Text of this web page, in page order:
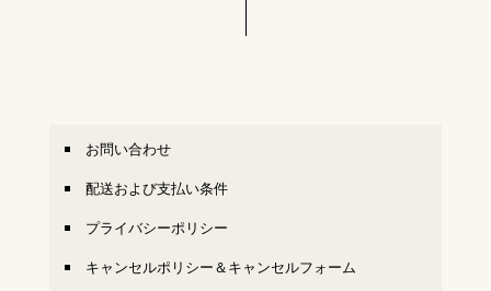
お問い合わせ
配送および支払い条件
プライバシーポリシー
キャンセルポリシー＆キャンセルフォーム